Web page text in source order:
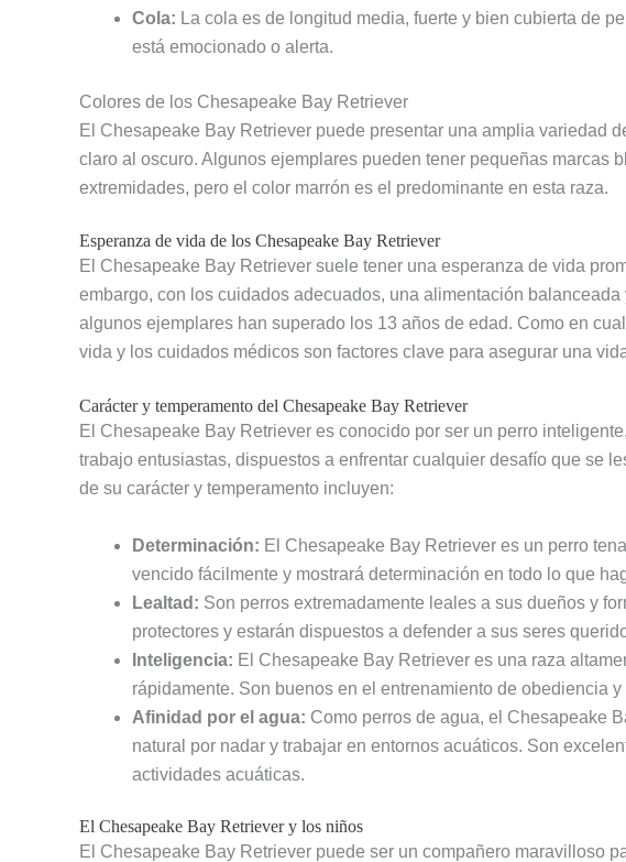
Cola: La cola es de longitud media, fuerte y bien cubierta de
está emocionado o alerta.
Colores de los Chesapeake Bay Retriever
El Chesapeake Bay Retriever puede presentar una amplia variedad
claro al oscuro. Algunos ejemplares pueden tener pequeñas marcas
extremidades, pero el color marrón es el predominante en esta raza.
Esperanza de vida de los Chesapeake Bay Retriever
El Chesapeake Bay Retriever suele tener una esperanza de vida
embargo, con los cuidados adecuados, una alimentación
algunos ejemplares han superado los 13 años de edad. Como en
vida y los cuidados médicos son factores clave para asegurar una
Carácter y temperamento del Chesapeake Bay Retriever
El Chesapeake Bay Retriever es conocido por ser un perro
trabajo entusiastas, dispuestos a enfrentar cualquier desafío que se
de su carácter y temperamento incluyen:
Determinación: El Chesapeake Bay Retriever es un perro
vencido fácilmente y mostrará determinación en todo lo que
Lealtad: Son perros extremadamente leales a sus dueños y
protectores y estarán dispuestos a defender a sus seres
Inteligencia: El Chesapeake Bay Retriever es una raza
rápidamente. Son buenos en el entrenamiento de obediencia
Afinidad por el agua: Como perros de agua, el Chesapeake
natural por nadar y trabajar en entornos acuáticos. Son
actividades acuáticas.
El Chesapeake Bay Retriever y los niños
El Chesapeake Bay Retriever puede ser un compañero maravilloso